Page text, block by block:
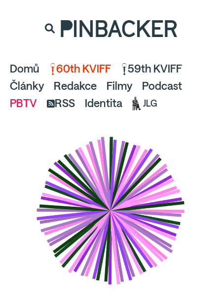
a pusťte se do čtení.
PINBACKER
Domů 60th KVIFF
59th KVIFF
Články
Redakce Filmy
Podcast
PBTV
RSS Identita JLG